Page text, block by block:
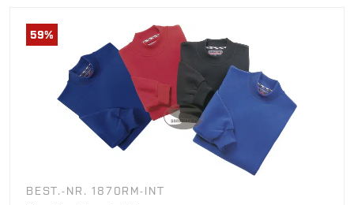
59%
BEST.-NR. 1870RM-INT